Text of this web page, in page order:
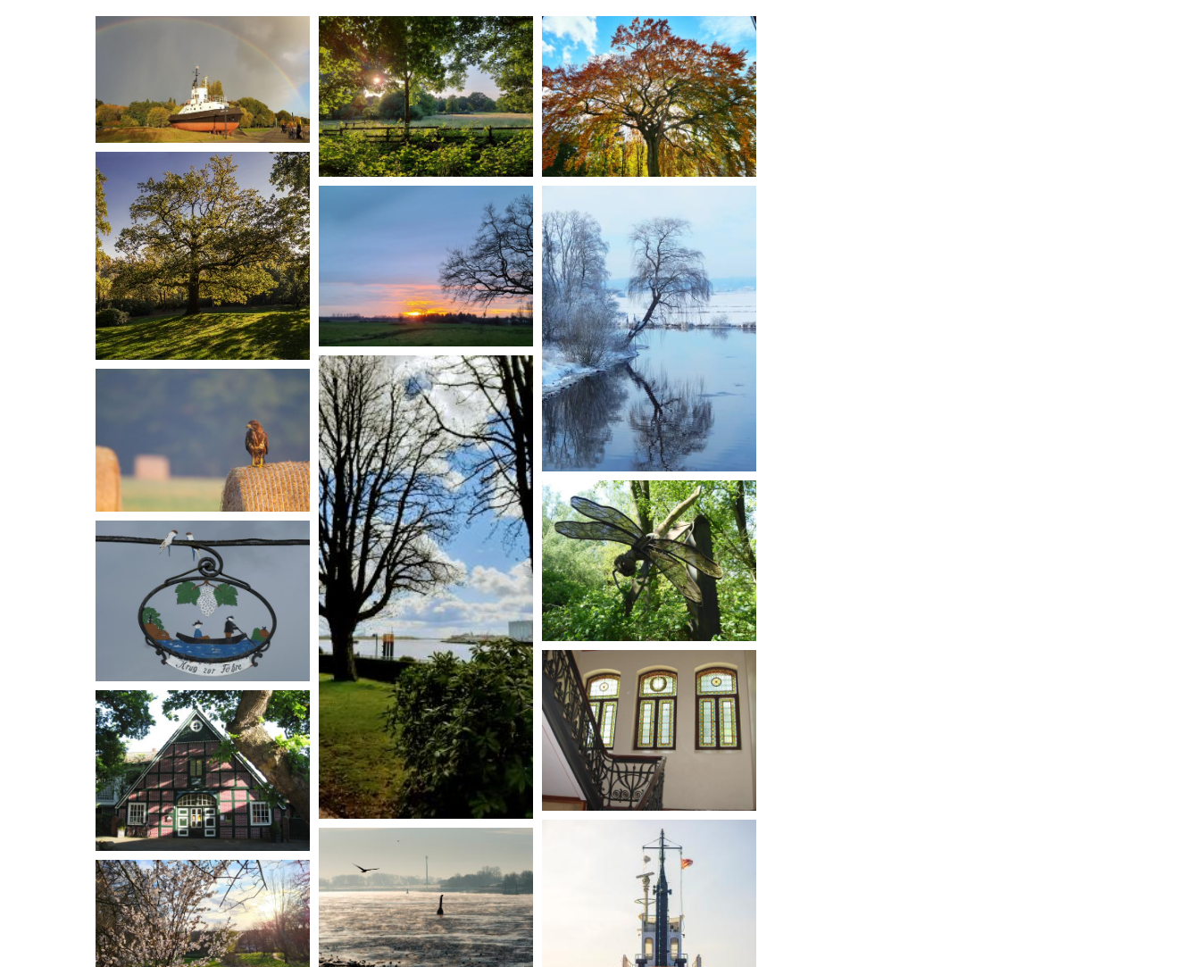
"Die 'Dicke Regina'". Bild und
Text: Alfred Becker
Schönebecker Auetal nahe Auf
dem Krümpel/An der Aue ,
Annika Seiler
"Baum BLV". Bild und Text:
Martin Simon
"Baum Schatten": Bild und
Text: Andre Lautz
"Baum Sonnenuntergang". Bild
und Text: Martin Simon
"Baum Wasser Spiegelung". Bild
und Text: Martin Simon
Bussard, Tobias Wanura
"Die Libelle am 'Ökoweg' ist ein
Highlight auf einer Fahrradtour
durch das Werderland." Bild
und Text: Edith Ostendorff
"'Murkens Krug zur Fähre'
erinnert mich an eine
willkommene
Erfrischungspause bei diversen
Radtouren." Foto und Text:
Edith Ostendorff
"Das alte Treppenhaus der
Schule Am Mönchshof mit den
leuchtenden bunten
Fensterscheiben hat bestimmt
schon unzählige Kinderfüße
gesehen!" Bild und Text: Edith
"Das alte Fachwerkhaus der
Familie Vielstich mit der
schönen knorrigen Eiche davor
verbinde ich mit zahlreichen
Malkursen in der Atelierkate,
bei denen ich immer